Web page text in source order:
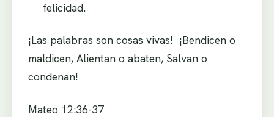
felicidad.
¡Las palabras son cosas vivas! ¡Bendicen o
maldicen, Alientan o abaten, Salvan o
condenan!
Mateo 12:36-37